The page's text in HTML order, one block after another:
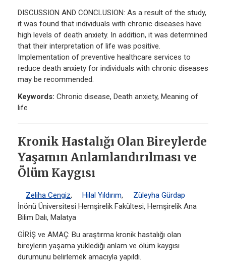
DISCUSSION AND CONCLUSION: As a result of the study,
it was found that individuals with chronic diseases have
high levels of death anxiety. In addition, it was determined
that their interpretation of life was positive.
Implementation of preventive healthcare services to
reduce death anxiety for individuals with chronic diseases
may be recommended.
Keywords: Chronic disease, Death anxiety, Meaning of
life
Kronik Hastalığı Olan Bireylerde
Yaşamın Anlamlandırılması ve
Ölüm Kaygısı
Zeliha Cengiz, Hilal Yıldırım,
Züleyha Gürdap
İnönü Üniversitesi Hemşirelik Fakültesi, Hemşirelik Ana
Bilim Dalı, Malatya
GİRİŞ ve AMAÇ: Bu araştırma kronik hastalığı olan
bireylerin yaşama yüklediği anlam ve ölüm kaygısı
durumunu belirlemek amacıyla yapıldı.